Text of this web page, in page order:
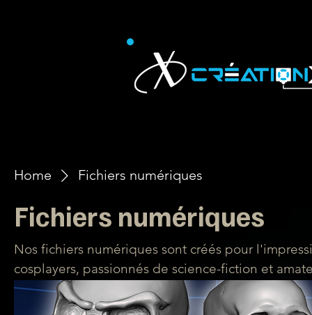
Home Fichiers numériques
Fichiers numériques
Nos fichiers numériques sont créés pour
cosplayers, passionnés de science-fiction et